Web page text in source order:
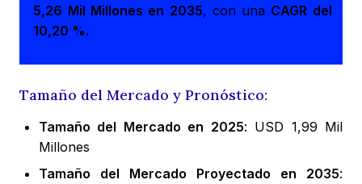
5,26 Mil Millones en 2035, con una CAGR del
10,20 %.
Tamaño del Mercado y Pronóstico:
Tamaño del Mercado en 2025: USD 1,99 Mil
Millones
Tamaño del Mercado Proyectado en 2035: